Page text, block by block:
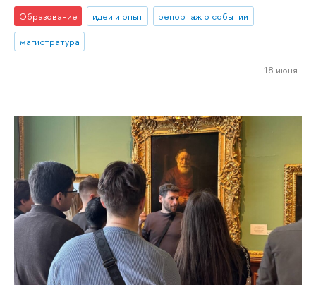
Образование идеи и опыт
репортаж о событии
магистратура
18 июня